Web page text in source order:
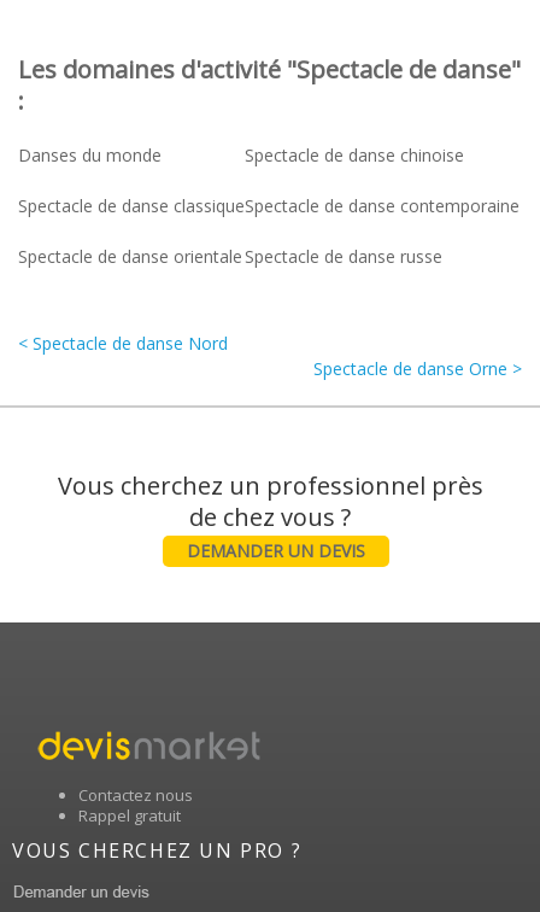
Les domaines d'activité "Spectacle de danse"
:
Danses du monde Spectacle de danse chinoise
Spectacle de danse classiqueSpectacle de danse contemporaine
Spectacle de danse orientale Spectacle de danse russe
< Spectacle de danse Nord
Spectacle de danse Orne >
Vous cherchez un professionnel près
DEMANDER UN DEVIS
Contactez nous
Rappel gratuit
VOUS CHERCHEZ UN PRO ?